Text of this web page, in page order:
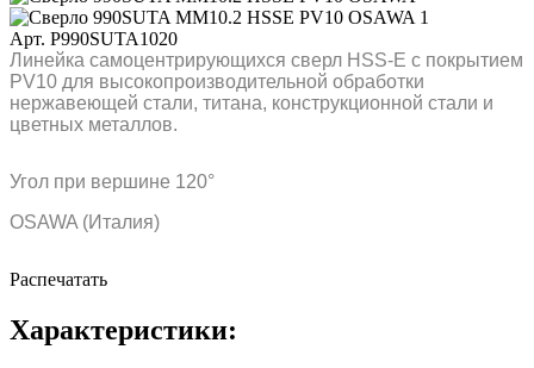
Арт. P990SUTA1020
Линейка самоцентрирующихся сверл HSS-E с покрытием
PV10 для высокопроизводительной обработки
нержавеющей стали, титана, конструкционной стали и
цветных металлов.
Угол при вершине 120°
OSAWA (Италия)
Распечатать
Характеристики: